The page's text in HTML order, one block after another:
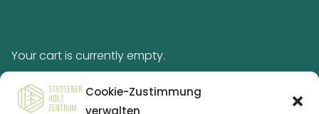
Cookie-Zustimmung
verwalten
Your cart is currently empty.
Return to shop